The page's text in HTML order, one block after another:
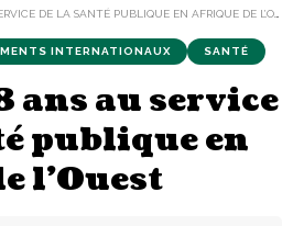
DE LA SANTÉ PUBLIQUE EN AFRIQUE DE L’OUEST
INTERNATIONAUX SANTÉ
ans au service
publique en
l’Ouest